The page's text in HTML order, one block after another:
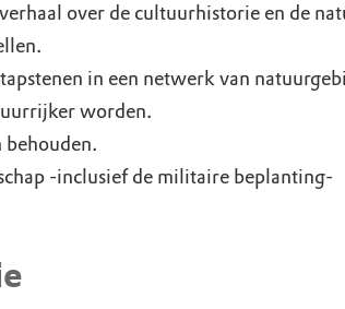
over de cultuurhistorie en de
in een netwerk van
worden.
-inclusief de militaire beplanting-